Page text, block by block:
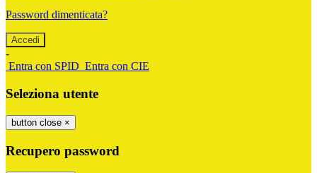
Password dimenticata?
-
Entra con SPID Entra con CIE
Seleziona utente
button close ×
Recupero password